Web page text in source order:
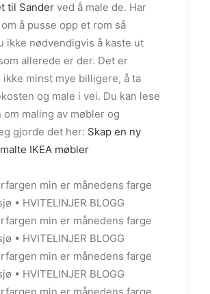
til Sander ved å male de. Har
å pusse opp et rom så
ikke nødvendigvis å kaste ut
allerede er der. Det er
ikke minst mye billigere, å ta
og male i vei. Du kan lese
maling av møbler og
gjorde det her: Skap en ny
IKEA møbler